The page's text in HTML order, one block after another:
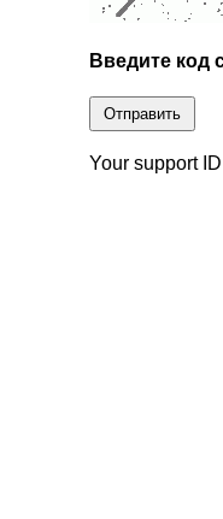
Введите код
Отправить
Your support